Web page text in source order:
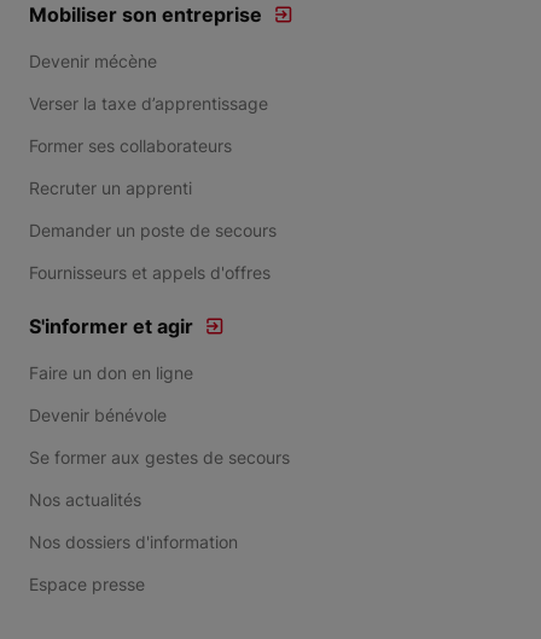
Mobiliser son entreprise
Devenir mécène
Verser la taxe d’apprentissage
Former ses collaborateurs
Recruter un apprenti
Demander un poste de secours
Fournisseurs et appels d'offres
S'informer et agir
Faire un don en ligne
Devenir bénévole
Se former aux gestes de secours
Nos actualités
Nos dossiers d'information
Espace presse